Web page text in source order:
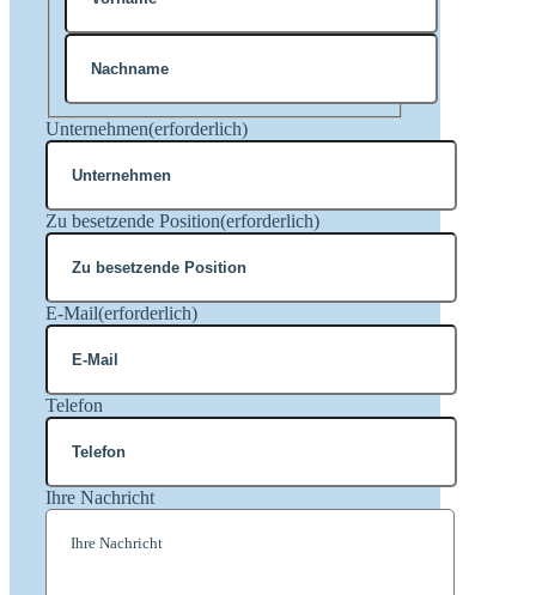
Vorname
Nachname
Unternehmen(erforderlich)
Zu besetzende Position(erforderlich)
E-Mail(erforderlich)
Telefon
Ihre Nachricht